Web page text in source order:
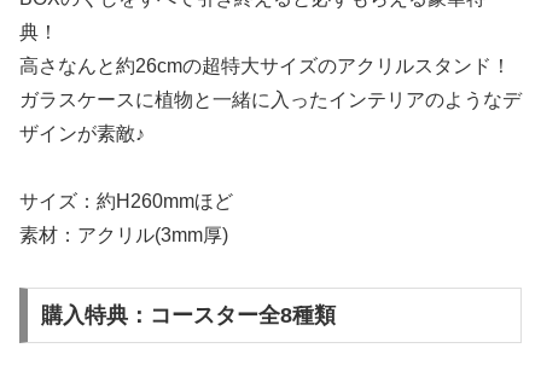
典！
高さなんと約26cmの超特大サイズのアクリルスタンド！
ガラスケースに植物と一緒に入ったインテリアのようなデ
ザインが素敵♪
サイズ：約H260mmほど
素材：アクリル(3mm厚)
購入特典：コースター全8種類